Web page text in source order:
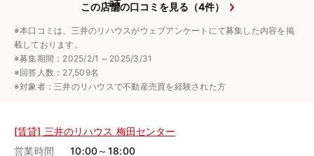
この店舗の口コミを見る（4件）
※本口コミは、三井のリハウスがウェブアンケートにて募集した内容を掲
載しております。
※募集期間：2025/2/1 ~ 2025/3/31
※回答人数：27,509名
※対象者：三井のリハウスで不動産売買を経験された方
[賃貸] 三井のリハウス 梅田センター
営業時間
10:00～18:00